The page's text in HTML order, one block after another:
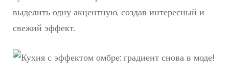
выделить одну акцентную, создав интересный и
свежий эффект.